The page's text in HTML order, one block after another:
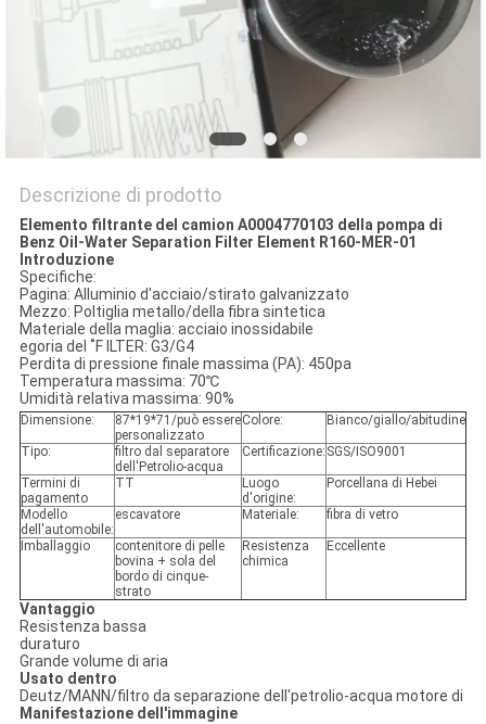
Descrizione di prodotto
Elemento filtrante del camion A0004770103 della pompa di
Benz Oil-Water Separation Filter Element R160-MER-01
Introduzione
Specifiche:
Pagina: Alluminio d'acciaio/stirato galvanizzato
Mezzo: Poltiglia metallo/della fibra sintetica
Materiale della maglia: acciaio inossidabile
egoria del ˚F ILTER: G3/G4
Perdita di pressione finale massima (PA): 450pa
Temperatura massima: 70℃
Umidità relativa massima: 90%
Dimensione:
87*19*71/può essere
personalizzato
Colore: Bianco/giallo/abitudine
Tipo:
filtro dal separatore
dell'Petrolio-acqua
Certificazione: SGS/ISO9001
Termini di
pagamento
TT
Luogo
d'origine:
Porcellana di Hebei
Modello
dell'automobile:
escavatore Materiale: fibra di vetro
Imballaggio
contenitore di pelle
bovina + sola del
bordo di cinque-
strato
Resistenza
chimica
Eccellente
Vantaggio
Resistenza bassa
duraturo
Grande volume di aria
Usato dentro
Deutz/MANN/filtro da separazione dell'petrolio-acqua motore di
Manifestazione dell'immagine